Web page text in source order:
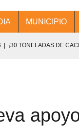
MUNICIPIO
| ¡30 TONELADAS DE
LA COMUNIDAD!
Y RESULTADOS!